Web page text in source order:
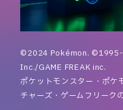
©2024 Pokémon.
Inc./GAME FREAK inc.
ポケットモンスター・ポ
チャーズ・ゲームフリーク